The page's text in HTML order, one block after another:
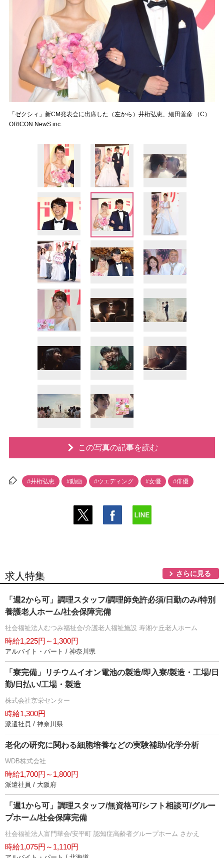
「ゼクシィ」新CM発表会に出席した（左から）井桁弘恵、細田善彦 （C）
ORICON NewS inc.
この写真の記事を読む
#井桁弘恵 #動画 #ウエディング #女優 #俳優
求人特集 さらに見る
「週2から可」調理スタッフ/調理師免許必須/日勤のみ/特別
養護老人ホーム/社会保障完備
社会福祉法人むつみ福祉会/介護老人福祉施設 寿湘ケ丘老人ホーム
時給1,225円～1,300円
アルバイト・パート / 神奈川県
「寮完備」リチウムイオン電池の製造/即入寮/製造・工場/日
勤/日払い/工場・製造
株式会社京栄センター
時給1,300円
派遣社員 / 神奈川県
老化の研究に関わる細胞培養などの実験補助/化学分析
WDB株式会社
時給1,700円～1,800円
派遣社員 / 大阪府
「週1から可」調理スタッフ/無資格可/シフト相談可/グルー
プホーム/社会保障完備
社会福祉法人富門華会/安平町 認知症高齢者グループホーム さかえ
時給1,075円～1,110円